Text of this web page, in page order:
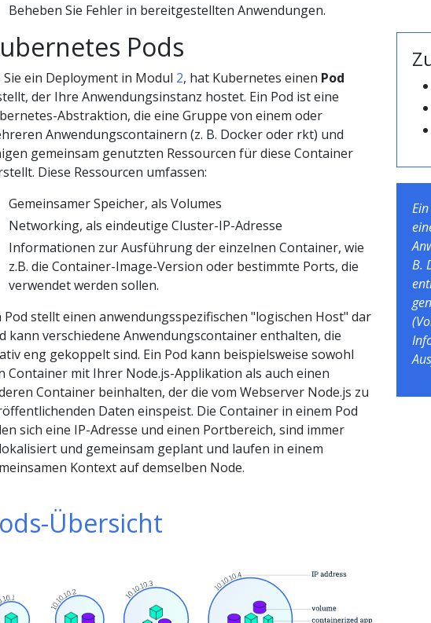
Beheben Sie Fehler in bereitgestellten Anwendungen.
Pods
Sie ein Deployment in Modul 2, hat Kubernetes einen Pod
der Ihre Anwendungsinstanz hostet. Ein Pod ist eine
Abstraktion, die eine Gruppe von einem oder
Anwendungscontainern (z. B. Docker oder rkt) und
gemeinsam genutzten Ressourcen für diese Container
Diese Ressourcen umfassen:
Gemeinsamer Speicher, als Volumes
Networking, als eindeutige Cluster-IP-Adresse
Informationen zur Ausführung der einzelnen Container, wie
z.B. die Container-Image-Version oder bestimmte Ports, die
verwendet werden sollen.
Pod stellt einen anwendungsspezifischen "logischen Host" dar
kann verschiedene Anwendungscontainer enthalten, die
eng gekoppelt sind. Ein Pod kann beispielsweise sowohl
Container mit Ihrer Node.js-Applikation als auch einen
Container beinhalten, der die vom Webserver Node.js zu
Daten einspeist. Die Container in einem Pod
sich eine IP-Adresse und einen Portbereich, sind immer
und gemeinsam geplant und laufen in einem
Kontext auf demselben Node.
B.
Übersicht